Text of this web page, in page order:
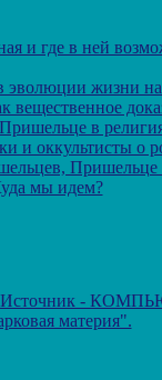
и где в ней
эволюции жизни
вещественное
в
и оккультисты о
Пришельце
мы идем?
Источник -
материя".